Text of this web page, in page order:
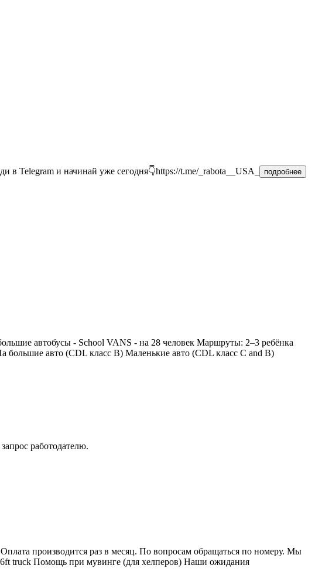
Telegram и начинай уже сегодня👇https://t.me/_rabota__USA_
подробнее
автобусы - School VANS - на 28 человек Маршруты: 2–3 ребёнка
большие авто (CDL класс B) Маленькие авто (CDL класс С and B)
работодателю.
производится раз в месяц. По вопросам обращаться по номеру. Мы
truck Помощь при мувинге (для хелперов) Наши ожидания